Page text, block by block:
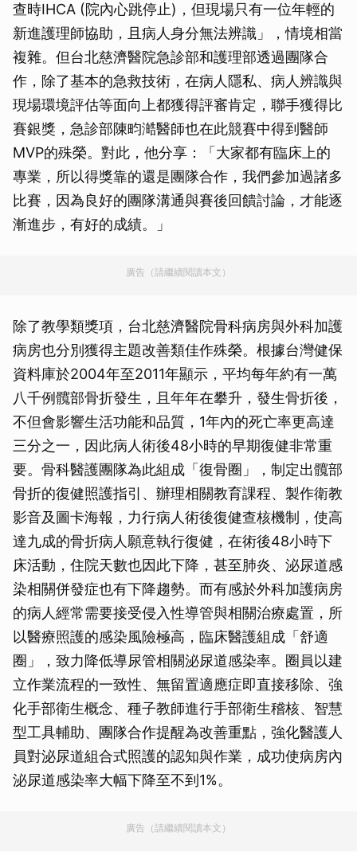
查時IHCA (院內心跳停止)，但現場只有一位年輕的
新進護理師協助，且病人身分無法辨識」，情境相當
複雜。但台北慈濟醫院急診部和護理部透過團隊合
作，除了基本的急救技術，在病人隱私、病人辨識與
現場環境評估等面向上都獲得評審肯定，聯手獲得比
賽銀獎，急診部陳畇澔醫師也在此競賽中得到醫師
MVP的殊榮。對此，他分享：「大家都有臨床上的
專業，所以得獎靠的還是團隊合作，我們參加過諸多
比賽，因為良好的團隊溝通與賽後回饋討論，才能逐
漸進步，有好的成績。」
廣告（請繼續閱讀本文）
除了教學類獎項，台北慈濟醫院骨科病房與外科加護
病房也分別獲得主題改善類佳作殊榮。根據台灣健保
資料庫於2004年至2011年顯示，平均每年約有一萬
八千例髖部骨折發生，且年年在攀升，發生骨折後，
不但會影響生活功能和品質，1年內的死亡率更高達
三分之一，因此病人術後48小時的早期復健非常重
要。骨科醫護團隊為此組成「復骨圈」，制定出髖部
骨折的復健照護指引、辦理相關教育課程、製作衛教
影音及圖卡海報，力行病人術後復健查核機制，使高
達九成的骨折病人願意執行復健，在術後48小時下
床活動，住院天數也因此下降，甚至肺炎、泌尿道感
染相關併發症也有下降趨勢。而有感於外科加護病房
的病人經常需要接受侵入性導管與相關治療處置，所
以醫療照護的感染風險極高，臨床醫護組成「舒適
圈」，致力降低導尿管相關泌尿道感染率。圈員以建
立作業流程的一致性、無留置適應症即直接移除、強
化手部衛生概念、種子教師進行手部衛生稽核、智慧
型工具輔助、團隊合作提醒為改善重點，強化醫護人
員對泌尿道組合式照護的認知與作業，成功使病房內
泌尿道感染率大幅下降至不到1%。
廣告（請繼續閱讀本文）